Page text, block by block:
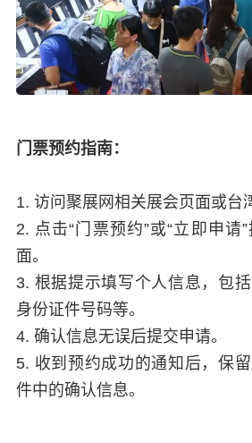
门票预约指南：
1. 访问聚展网相关展会页面或台
2. 点击“门票预约”或“立即申请
面。
3. 根据提示填写个人信息，包括
身份证件号码等。
4. 确认信息无误后提交申请。
5. 收到预约成功的通知后，保
件中的确认信息。